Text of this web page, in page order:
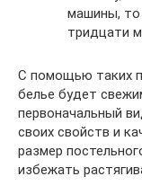
машины, то
тридцати
С помощью таких
белье будет
первоначальный
своих свойств и
размер
избежать